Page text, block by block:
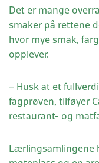
Det er mange
smaker på rettene
hvor mye smak,
opplever.
– Husk at et
fagprøven, tilføyer
restaurant- og
Lærlingsamlingene